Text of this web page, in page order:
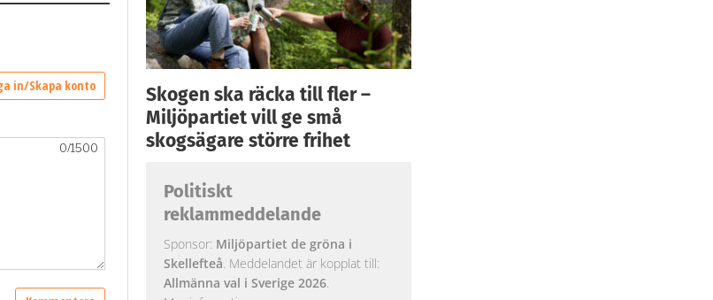
Skogen ska räcka till fler –
Miljöpartiet vill ge små
skogsägare större frihet
Politiskt
reklammeddelande
Sponsor: Miljöpartiet de gröna i
Skellefteå. Meddelandet är kopplat till:
Allmänna val i Sverige 2026.